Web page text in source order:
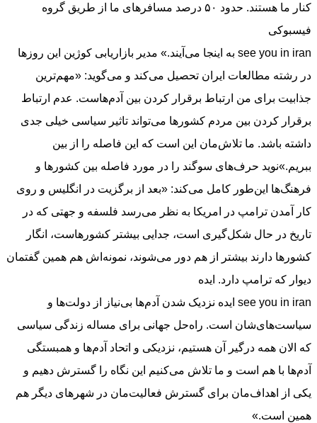
کنار ما هستند. حدود ۵٠ درصد مسافرهای ما از طریق گروه
فیسبوکی
see you in iran به اینجا می‌آیند.» مدیر بازاریابی کوژین این روزها
در رشته مطالعات ایران تحصیل می‌کند و می‌گوید: «مهم‌ترین
جذابیت برای من ارتباط برقرار کردن بین آدم‌هاست. عدم ارتباط
برقرار کردن بین مردم کشورها می‌تواند تاثیر سیاسی خیلی جدی
داشته باشد. ما تلاش‌مان این است که این فاصله را از بین
ببریم.»نوید حرف‌های سوگند را در مورد فاصله بین کشورها و
فرهنگ‌ها این‌طور کامل می‌کند: «بعد از برگزیت در انگلیس و روی
کار آمدن ترامپ در امریکا به نظر می‌رسد فلسفه و جهتی که در
تاریخ در حال شکل‌گیری است، جدایی بیشتر کشورهاست، انگار
کشورها دارند بیشتر از هم دور می‌شوند، نمونه‌اش هم همین گفتمان
دیوار که ترامپ دارد. ایده
see you in iran ایده نزدیک شدن آدم‌ها بی‌نیاز از دولت‌ها و
سیاست‌های‌شان است. راه‌حل جهانی برای مساله زندگی سیاسی
که الان همه درگیر آن هستیم، نزدیکی و اتحاد آدم‌ها و همبستگی
آدم‌ها با هم است و ما تلاش می‌کنیم این نگاه را گسترش دهیم و
یکی از اهداف‌مان برای گسترش فعالیت‌مان در شهرهای دیگر هم
همین است.»